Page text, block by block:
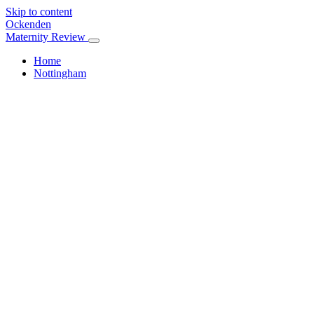
Skip to content
Ockenden
Maternity Review
Home
Nottingham